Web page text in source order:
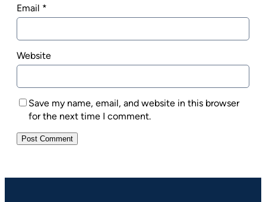
Email *
Website
Save my name, email, and website in this browser
for the next time I comment.